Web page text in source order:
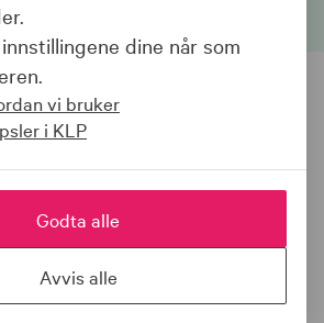
integrert i
og datterselskaper har ansvar for å
virksomhet. I dette er også det å
våre interessenter viktig
dine når som
vi bruker
i KLP
Godta alle
Avvis alle